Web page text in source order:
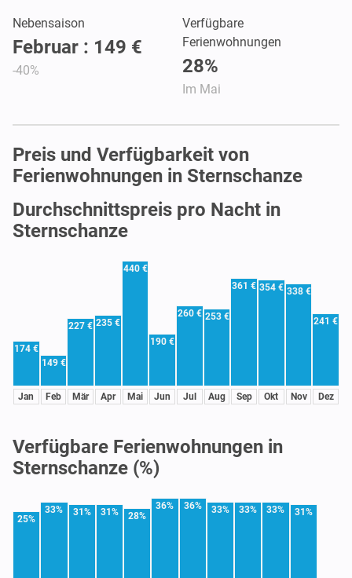
Nebensaison
Februar : 149 €
-40%
Verfügbare
Ferienwohnungen
28%
Im Mai
Preis und Verfügbarkeit von
Ferienwohnungen in Sternschanze
Durchschnittspreis pro Nacht in
Sternschanze
174 €
Jan
149 €
Feb
227 €
Mär
235 €
Apr
440 €
Mai
190 €
Jun
260 €
Jul
253 €
Aug
361 €
Sep
354 €
Okt
338 €
Nov
241 €
Dez
Verfügbare Ferienwohnungen in
Sternschanze (%)
25%
33% 31% 31% 28%
36% 36% 33% 33% 33% 31%